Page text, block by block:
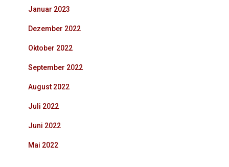
Januar 2023
Dezember 2022
Oktober 2022
September 2022
August 2022
Juli 2022
Juni 2022
Mai 2022